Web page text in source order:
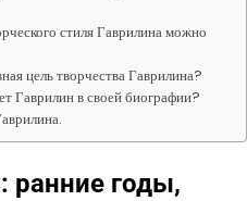
стиля Гаврилина можно
цель творчества Гаврилина?
Гаврилин в своей биографии?
ранние годы,